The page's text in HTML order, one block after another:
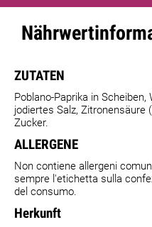
ZUTATEN
Poblano-Paprika in Scheiben,
jodiertes Salz, Zitronensäure
Zucker.
ALLERGENE
Non contiene allergeni
sempre l'etichetta sulla
del consumo.
Herkunft